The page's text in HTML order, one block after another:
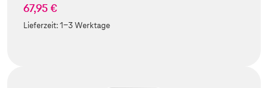
67,95 €
Lieferzeit:1-3 Werktage